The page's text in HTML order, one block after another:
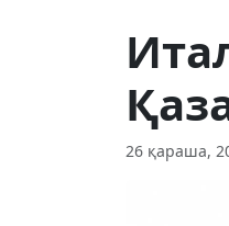
26 қараша,